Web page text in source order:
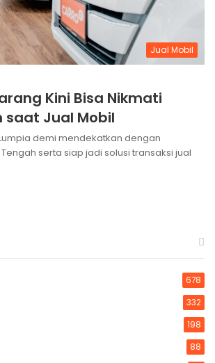
Jual Mobil
Kini Bisa Nikmati
saat Jual Mobil
demi mendekatkan dengan
serta siap jadi solusi transaksi jual
678
332
198
88